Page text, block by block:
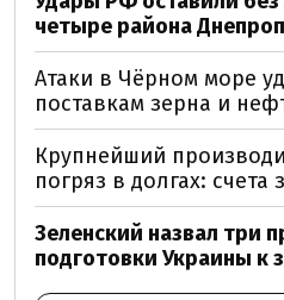
четыре района
Атаки в Чёрном море
поставкам зерна и
Крупнейший
погряз в долгах:
Зеленский назвал три
подготовки Украины к